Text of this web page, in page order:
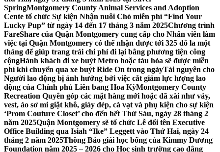
SpringMontgomery County Animal Services and Adoption
Cente tổ chức Sự kiện Nhận nuôi Chó miễn phí “Find Your
Lucky Pup” từ ngày 14 đến 17 tháng 3 năm 2025Chương trình
FareShare của Quận Montgomery cung cấp cho Nhân viên làm
việc tại Quận Montgomery có thể nhận được tới 325 đô la một
tháng để giúp trang trải chi phí đi lại bằng phương tiện công
cộngHành khách đi xe buýt Metro hoặc tàu hỏa sẽ được miễn
phí khi chuyển qua xe buýt Ride On trong ngàyTài nguyên cho
Người lao động bị ảnh hưởng bởi việc cắt giảm lực lượng lao
động của Chính phủ Liên bang Hoa KỳMontgomery County
Recreation Quyên góp các mặt hàng mới hoặc đã xài như váy,
vest, áo sơ mi giặt khô, giày dép, cà vạt và phụ kiện cho sự kiện
‘Prom Couture Closet’ cho đến hết Thứ Sáu, ngày 28 tháng 2
năm 2025Quận Montgomery sẽ tổ chức Lễ đổi tên Executive
Office Building qua Isiah “Ike” Leggett vào Thứ Hai, ngày 24
tháng 2 năm 2025Thông Báo giải học bổng của Kimmy Dương
Foundation năm 2025 – 2026 cho Học sinh trường cao đẳng